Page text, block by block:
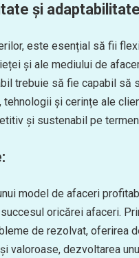
și
este esențial să fii
și ale mediului de
trebuie să fie capabil să
tehnologii și cerințe ale
și sustenabil pe
model de afaceri
oricărei afaceri.
de rezolvat, oferirea
valoroase, dezvoltarea